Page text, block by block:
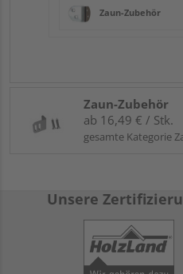
Zaun-Zubehör
Zaun-Zubehör
ab 16,49 € / Stk.
gesamte Kategorie
Unsere